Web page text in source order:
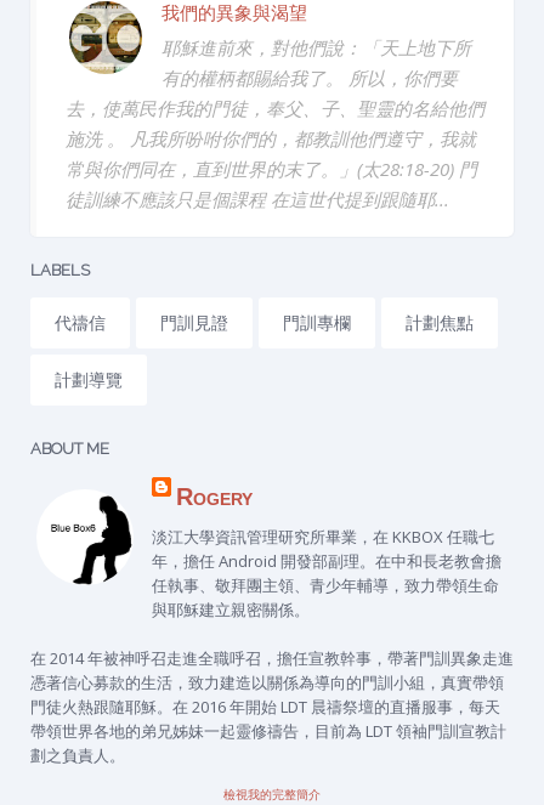
我們的異象與渴望
耶穌進前來，對他們說：「天上地下所
有的權柄都賜給我了。 所以，你們要
去，使萬民作我的門徒，奉父、子、聖靈的名給他們
施洗 。 凡我所吩咐你們的，都教訓他們遵守，我就
常與你們同在，直到世界的末了。」(太28:18-20) 門
徒訓練不應該只是個課程 在這世代提到跟隨耶...
LABELS
代禱信 門訓見證 門訓專欄 計劃焦點
計劃導覽
ABOUT ME
Rogery
淡江大學資訊管理研究所畢業，在 KKBOX 任職七
年，擔任 Android 開發部副理。在中和長老教會擔
任執事、敬拜團主領、青少年輔導，致力帶領生命
與耶穌建立親密關係。
在 2014 年被神呼召走進全職呼召，擔任宣教幹事，帶著門訓異象走進
憑著信心募款的生活，致力建造以關係為導向的門訓小組，真實帶領
門徒火熱跟隨耶穌。在 2016 年開始 LDT 晨禱祭壇的直播服事，每天
帶領世界各地的弟兄姊妹一起靈修禱告，目前為 LDT 領袖門訓宣教計
劃之負責人。
檢視我的完整簡介